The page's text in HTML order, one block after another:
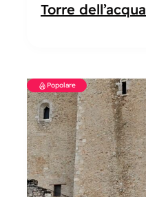
Torre dell’acqua
Popolare